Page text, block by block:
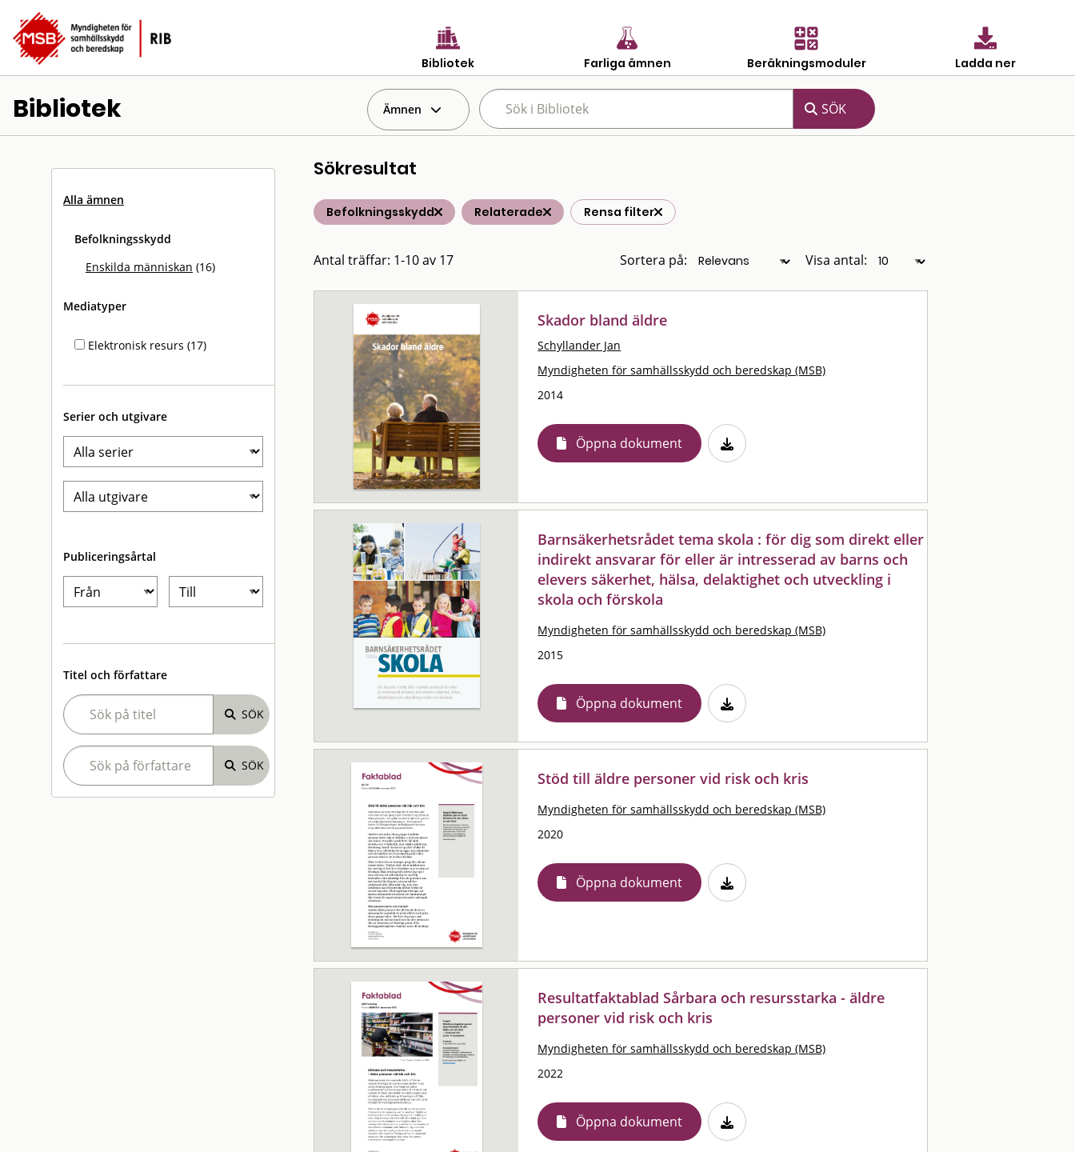
Bibliotek Farliga ämnen Beräkningsmoduler Ladda ner
Bibliotek Ämnen
Alla ämnen
Befolkningsskydd
Enskilda människan (16)
Mediatyper
Elektronisk resurs (17)
Serier och utgivare
Publiceringsårtal
Titel och författare
Sökresultat
Befolkningsskydd Relaterade Rensa filter
Antal träffar: 1-10 av 17 Sortera på: Visa antal:
Skador bland äldre
Schyllander Jan
Myndigheten för samhällsskydd och beredskap (MSB)
2014
Öppna dokument
Barnsäkerhetsrådet tema skola : för dig som direkt eller
indirekt ansvarar för eller är intresserad av barns och
elevers säkerhet, hälsa, delaktighet och utveckling i
skola och förskola
Myndigheten för samhällsskydd och beredskap (MSB)
2015
Öppna dokument
Stöd till äldre personer vid risk och kris
Myndigheten för samhällsskydd och beredskap (MSB)
2020
Öppna dokument
Resultatfaktablad Sårbara och resursstarka - äldre
personer vid risk och kris
Myndigheten för samhällsskydd och beredskap (MSB)
2022
Öppna dokument